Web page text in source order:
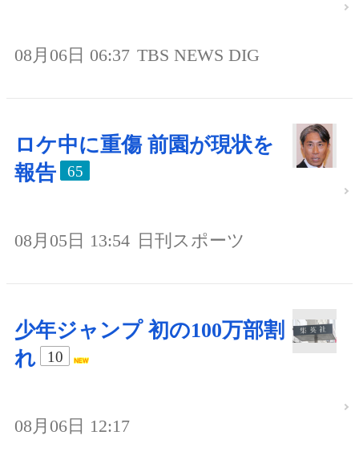
08月06日 06:37 TBS NEWS DIG
ロケ中に重傷 前園が現状を
報告
65
08月05日 13:54 日刊スポーツ
少年ジャンプ 初の100万部割
れ
10
08月06日 12:17